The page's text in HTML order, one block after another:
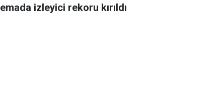
izleyici rekoru kırıldı